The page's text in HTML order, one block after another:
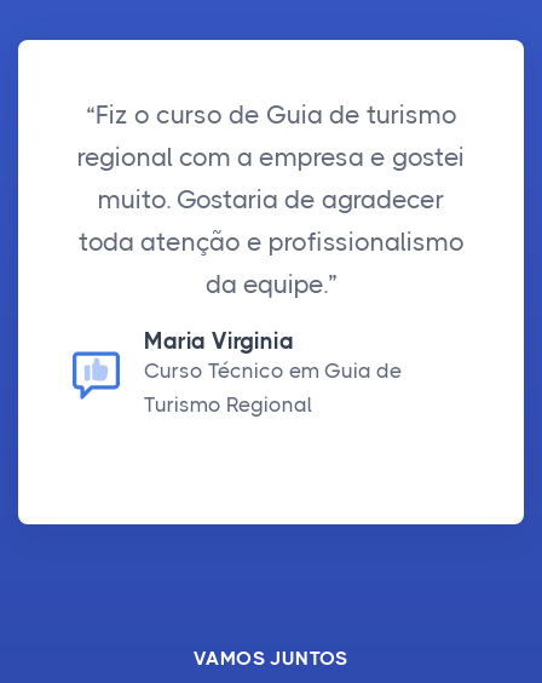
“Fiz o curso de Guia de turismo
regional com a empresa e gostei
muito. Gostaria de agradecer
toda atenção e profissionalismo
da equipe.”
Maria Virginia
Curso Técnico em Guia de
Turismo Regional
VAMOS JUNTOS